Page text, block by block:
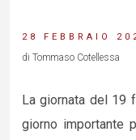
28 FEBBRAIO
di Tommaso Cotellessa
La giornata del 19
giorno importante